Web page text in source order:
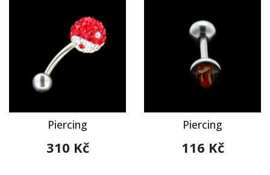
Piercing
310 Kč
Piercing
116 Kč